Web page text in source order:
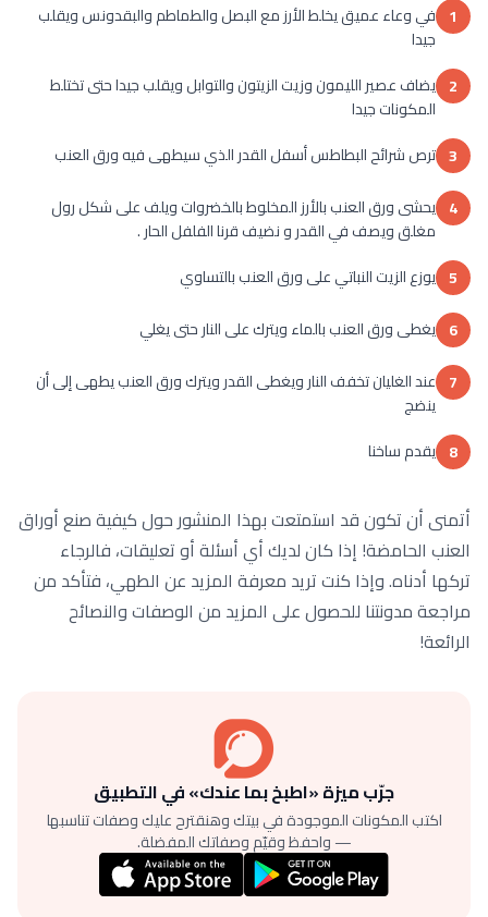
1 في وعاء عميق يخلط الأرز مع البصل والطماطم والبقدونس ويقلب
جيدا
2 يضاف عصير الليمون وزيت الزيتون والتوابل ويقلب جيدا حتى تختلط
المكونات جيدا
3 ترص شرائح البطاطس أسفل القدر الذي سيطهى فيه ورق العنب
4 يحشى ورق العنب بالأرز المخلوط بالخضروات ويلف على شكل رول
مغلق ويصف في القدر و نضيف قرنا الفلفل الحار .
5 يوزع الزيت النباتي على ورق العنب بالتساوي
6 يغطى ورق العنب بالماء ويترك على النار حتى يغلي
7 عند الغليان تخفف النار ويغطى القدر ويترك ورق العنب يطهى إلى أن
ينضج
8 يقدم ساخنا
أتمنى أن تكون قد استمتعت بهذا المنشور حول كيفية صنع أوراق
العنب الحامضة! إذا كان لديك أي أسئلة أو تعليقات، فالرجاء
تركها أدناه. وإذا كنت تريد معرفة المزيد عن الطهي، فتأكد من
مراجعة مدونتنا للحصول على المزيد من الوصفات والنصائح
الرائعة!
جرّب ميزة «اطبخ بما عندك» في التطبيق
اكتب المكونات الموجودة في بيتك وهنقترح عليك وصفات تناسبها
— واحفظ وقيّم وصفاتك المفضلة.